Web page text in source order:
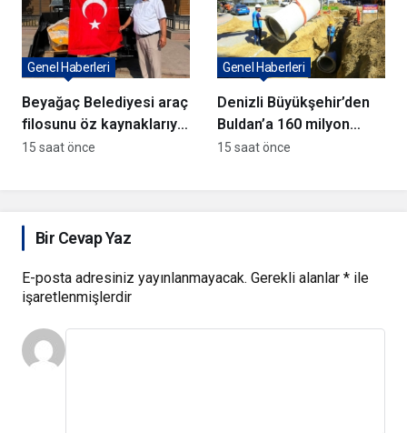
Beyağaç Belediyesi araç
filosunu öz kaynaklarıyla
güçlendiriyor
Genel Haberleri
15 saat önce
Denizli Büyükşehir’den
Buldan’a 160 milyon
TL’lik dev yatırım
Genel Haberleri
15 saat önce
Bir Cevap Yaz
E-posta adresiniz yayınlanmayacak. Gerekli alanlar * ile
işaretlenmişlerdir